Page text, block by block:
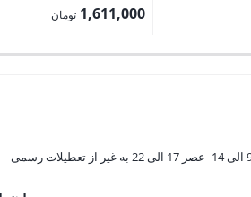
اصلی:
بود.
1,611,000 تومان